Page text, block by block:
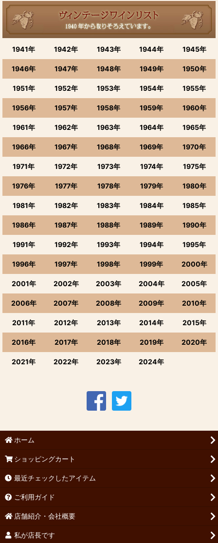
1941年 1942年 1943年 1944年 1945年
1946年 1947年 1948年 1949年 1950年
1951年 1952年 1953年 1954年 1955年
1956年 1957年 1958年 1959年 1960年
1961年 1962年 1963年 1964年 1965年
1966年 1967年 1968年 1969年 1970年
1971年 1972年 1973年 1974年 1975年
1976年 1977年 1978年 1979年 1980年
1981年 1982年 1983年 1984年 1985年
1986年 1987年 1988年 1989年 1990年
1991年 1992年 1993年 1994年 1995年
1996年 1997年 1998年 1999年 2000年
2001年 2002年 2003年 2004年 2005年
2006年 2007年 2008年 2009年 2010年
2011年 2012年 2013年 2014年 2015年
2016年 2017年 2018年 2019年 2020年
2021年 2022年 2023年 2024年
ホーム
ショッピングカート
最近チェックしたアイテム
ご利用ガイド
店舗紹介・会社概要
私が店長です